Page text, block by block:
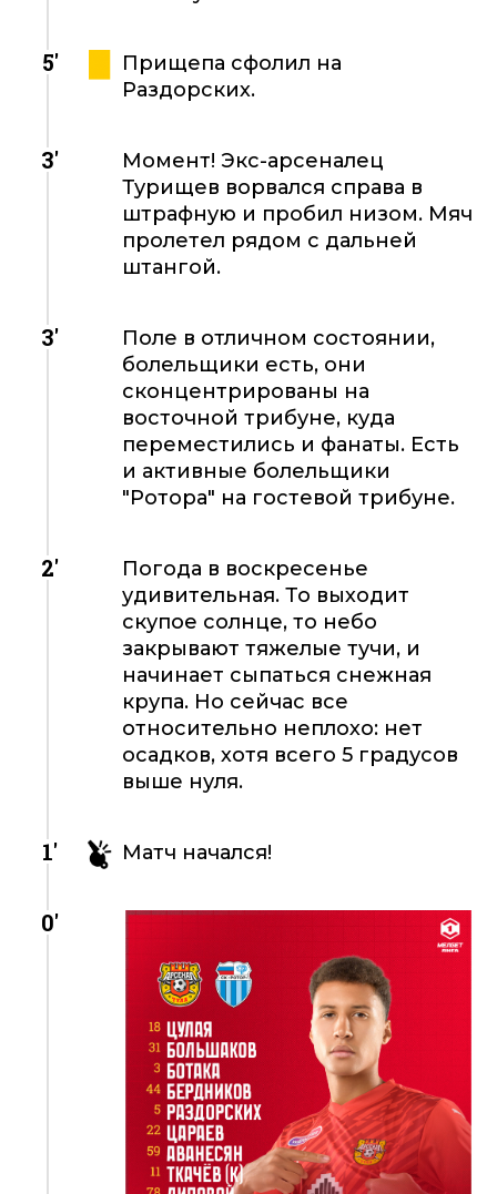
5'
Прищепа сфолил на
Раздорских.
3'
Момент! Экс-арсеналец
Турищев ворвался справа в
штрафную и пробил низом. Мяч
пролетел рядом с дальней
штангой.
3'
Поле в отличном состоянии,
болельщики есть, они
сконцентрированы на
восточной трибуне, куда
переместились и фанаты. Есть
и активные болельщики
"Ротора" на гостевой трибуне.
2'
Погода в воскресенье
удивительная. То выходит
скупое солнце, то небо
закрывают тяжелые тучи, и
начинает сыпаться снежная
крупа. Но сейчас все
относительно неплохо: нет
осадков, хотя всего 5 градусов
выше нуля.
1' Матч начался!
0'